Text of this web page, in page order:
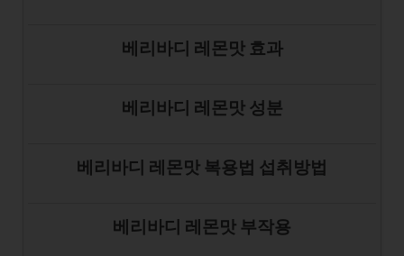
베리바디 레몬맛 효과
베리바디 레몬맛 성분
베리바디 레몬맛 복용법 섭취방법
베리바디 레몬맛 부작용